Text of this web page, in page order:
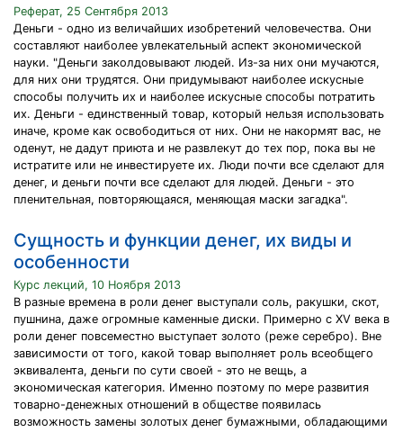
Реферат, 25 Сентября 2013
Деньги - одно из величайших изобретений человечества. Они
составляют наиболее увлекательный аспект экономической
науки. "Деньги заколдовывают людей. Из-за них они мучаются,
для них они трудятся. Они придумывают наиболее искусные
способы получить их и наиболее искусные способы потратить
их. Деньги - единственный товар, который нельзя использовать
иначе, кроме как освободиться от них. Они не накормят вас, не
оденут, не дадут приюта и не развлекут до тех пор, пока вы не
истратите или не инвестируете их. Люди почти все сделают для
денег, и деньги почти все сделают для людей. Деньги - это
пленительная, повторяющаяся, меняющая маски загадка".
Сущность и функции денег, их виды и
особенности
Курс лекций, 10 Ноября 2013
В разные времена в роли денег выступали соль, ракушки, скот,
пушнина, даже огромные каменные диски. Примерно с XV века в
роли денег повсеместно выступает золото (реже серебро). Вне
зависимости от того, какой товар выполняет роль всеобщего
эквивалента, деньги по сути своей - это не вещь, а
экономическая категория. Именно поэтому по мере развития
товарно-денежных отношений в обществе появилась
возможность замены золотых денег бумажными, обладающими